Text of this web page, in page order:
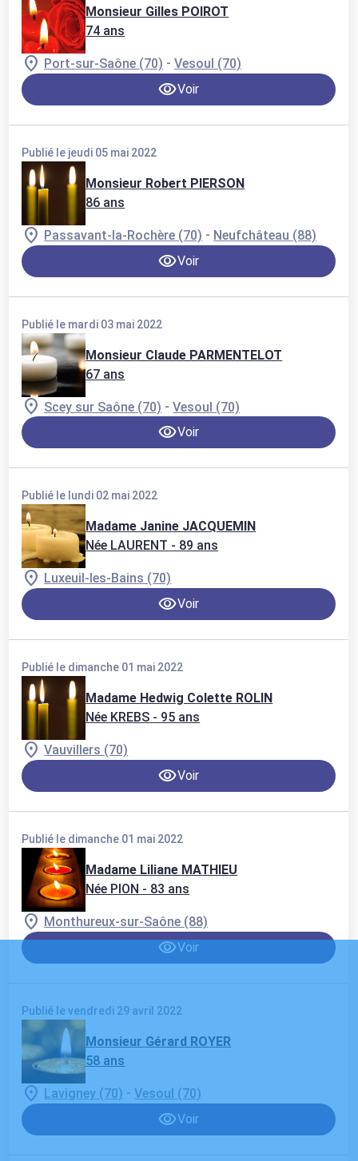
Monsieur Gilles POIROT
74 ans
Port-sur-Saône (70) -Vesoul (70)
Voir
Publié le jeudi 05 mai 2022
Monsieur Robert PIERSON
86 ans
Passavant-la-Rochère (70) - Neufchâteau (88)
Voir
Publié le mardi 03 mai 2022
Monsieur Claude PARMENTELOT
67 ans
Scey sur Saône (70) -Vesoul (70)
Voir
Publié le lundi 02 mai 2022
Madame Janine JACQUEMIN
Née LAURENT - 89 ans
Luxeuil-les-Bains (70)
Voir
Publié le dimanche 01 mai 2022
Madame Hedwig Colette ROLIN
Née KREBS - 95 ans
Vauvillers (70)
Voir
Publié le dimanche 01 mai 2022
Madame Liliane MATHIEU
Née PION - 83 ans
Monthureux-sur-Saône (88)
Voir
Publié le vendredi 29 avril 2022
Monsieur Gérard ROYER
58 ans
Lavigney (70) -Vesoul (70)
Voir